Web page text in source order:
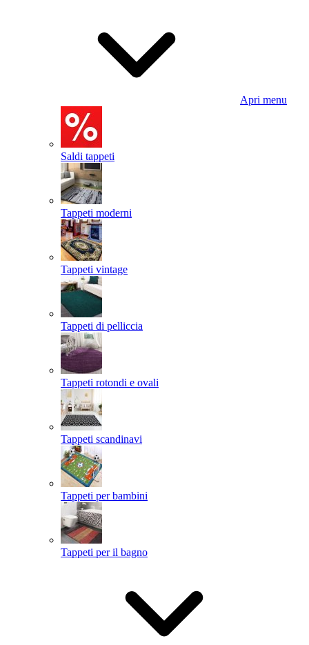
Apri menu
Saldi tappeti
Tappeti moderni
Tappeti vintage
Tappeti di pelliccia
Tappeti rotondi e ovali
Tappeti scandinavi
Tappeti per bambini
Tappeti per il bagno